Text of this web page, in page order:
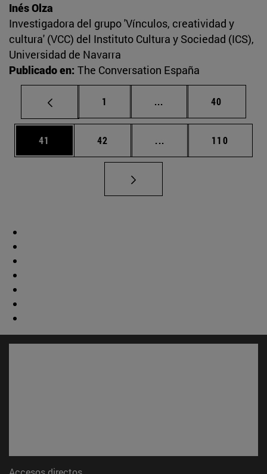
Inés Olza
Investigadora del grupo 'Vínculos, creatividad y
cultura' (VCC) del Instituto Cultura y Sociedad (ICS),
Universidad de Navarra
Publicado en: The Conversation España
Página
1 ... Páginas intermedias
Página
40
Página
41 Página
42 ... Páginas intermedias
Página
110